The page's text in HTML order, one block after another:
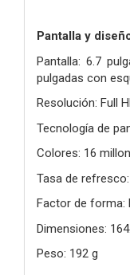
Pantalla y
Pantalla: 6.7
pulgadas con
Resolución: Full
Tecnología de
Colores: 16
Tasa de
Factor de forma:
Dimensiones:
Peso: 192 g